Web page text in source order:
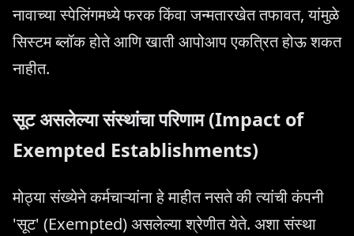
नावाच्या स्पेलिंगमध्ये फरक किंवा जन्मतारखेत तफावत, यांमुळे
सिस्टम ब्लॉक होते आणि खाती आपोआप एकत्रित होऊ शकत
नाहीत.
सूट असलेल्या संस्थांचा परिणाम (Impact of
Exempted Establishments)
मोठ्या संख्येने कर्मचाऱ्यांना हे माहीत नसते की त्यांची कंपनी
'सूट' (Exempted) असलेल्या श्रेणीत येते. अशा संस्था